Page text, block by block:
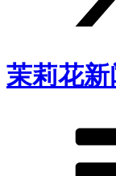
茉莉花新